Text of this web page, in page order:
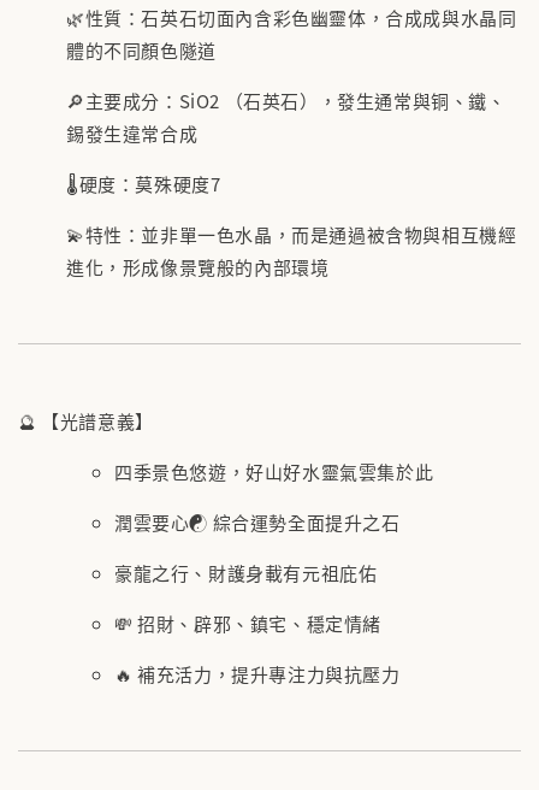
🌿性質：石英石切面內含彩色幽靈体，合成成與水晶同
體的不同顏色隧道
🔎主要成分：SiO2 （石英石），發生通常與铜、鐵、
錫發生違常合成
🌡️硬度：莫殊硬度7
💫特性：並非單一色水晶，而是通過被含物與相互機經
進化，形成像景覽般的內部環境
🔮 【光譜意義】
四季景色悠遊，好山好水靈氣雲集於此
潤雲要心☯️ 綜合運勢全面提升之石
豪龍之行、財護身載有元祖庇佑
💸 招財、辟邪、鎮宅、穩定情緒
🔥 補充活力，提升專注力與抗壓力